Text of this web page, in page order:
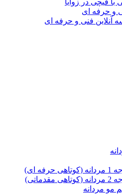
با قیچی در زوایا
و حرفه ای
آنلاین فنی و حرفه ای
ای)
مو مردانه